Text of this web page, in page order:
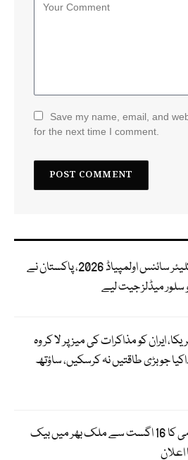
Save my name, email, and
for the next time I comment.
انٹرنیشنل نیوکلیئر سائنس اولمپیاڈ 2026، پاکستان نے
سلور میڈلز جیت لیے
ایران کو مذاکرات کی میز پر لا کر وہ
جو بڑی طاقتیں نہ کرسکیں، ساؤتھ
جماعت اسلامی کا 16 اگست سے ملک بھر میں بیک